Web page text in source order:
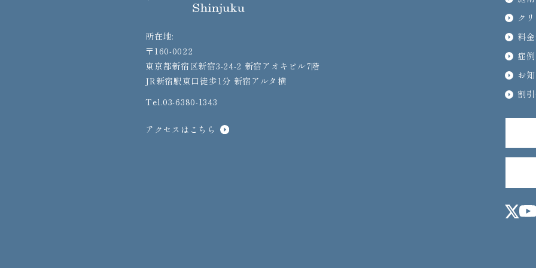
所在地:
〒160-0022
東京都新宿区新宿3-24-2 新宿アオキビル7階
JR新宿駅東口徒歩1分 新宿アルタ横
Tel.03-6380-1343
アクセスはこちら
ク
料
症
お
割